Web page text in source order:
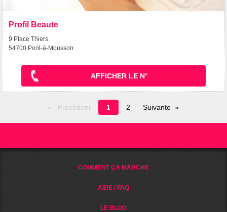
Profil Beaute
9 Place Thiers
54700 Pont-à-Mousson
AFFICHER LE N°
Précédent
Page
en
1 2 Suivante
COMMENT ÇA MARCHE
AIDE / FAQ
LE BLOG